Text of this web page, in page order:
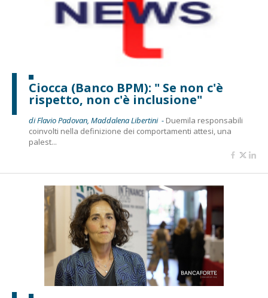
Ciocca (Banco BPM): " Se non c'è
rispetto, non c'è inclusione"
di Flavio Padovan, Maddalena Libertini - Duemila responsabili
coinvolti nella definizione dei comportamenti attesi, una
palest...